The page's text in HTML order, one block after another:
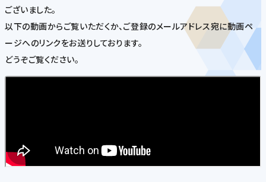
ございました。
以下の動画からご覧いただくか、ご登録のメールアドレス宛に動画ペ
ージへのリンクをお送りしております。
どうぞご覧ください。